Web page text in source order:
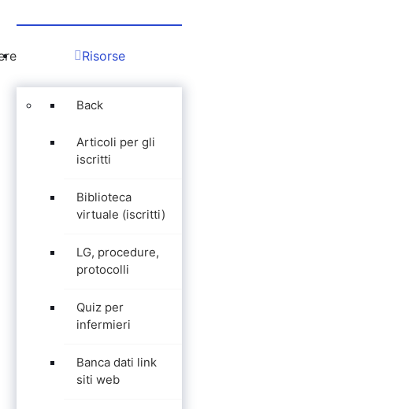
Risorse
Back
Articoli per gli
iscritti
Biblioteca
virtuale (iscritti)
LG, procedure,
protocolli
Quiz per
infermieri
Banca dati link
siti web